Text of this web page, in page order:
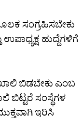
ಸಂಗ್ರಹಿಸಬೇಕು
ಹುದ್ದೆಗಳಿಗೆ
ಬಿಡಬೇಕು ಎಂಬ
ಬಿಟ್ಟರೆ ಸಂಸ್ಥೆಗಳ
ಇರಿಸಿ